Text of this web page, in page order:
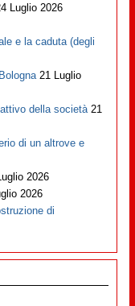
Luglio 2026
e la caduta (degli
21 Luglio
della società 21
di un altrove e
2026
2026
di